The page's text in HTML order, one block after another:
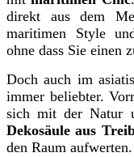
direkt aus dem
maritimen Style
ohne dass Sie einen
Doch auch im
immer beliebter.
sich mit der Natur
Dekosäule aus
den Raum aufwerten.